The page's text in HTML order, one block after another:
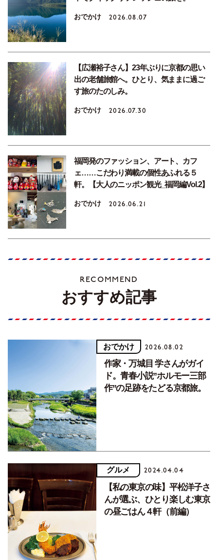
おでかけ 2026.08.07
【広瀬裕子さん】23年ぶりに京都の思い
出の老舗旅館へ。ひとり、気ままに過ご
す旅のたのしみ。
おでかけ 2026.07.30
福岡発のファッション、アート、カフ
ェ……こだわり満載の個性あふれる５
軒。【大人のニッポン観光_福岡編Vol.2】
おでかけ 2026.06.21
RECOMMEND
おすすめ記事
おでかけ 2026.08.02
作家・万城目 学さんがガイ
ド。青春小説”ホルモー三部
作”の足跡をたどる京都旅。
グルメ 2024.04.04
【私の東京の味】平松洋子さ
んが選ぶ、ひとり楽しむ東京
の昼ごはん４軒（前編）